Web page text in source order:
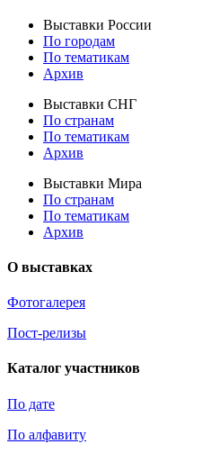
Выставки России
По городам
По тематикам
Архив
Выставки СНГ
По странам
По тематикам
Архив
Выставки Мира
По странам
По тематикам
Архив
О выставках
Фотогалерея
Пост-релизы
Каталог участников
По дате
По алфавиту